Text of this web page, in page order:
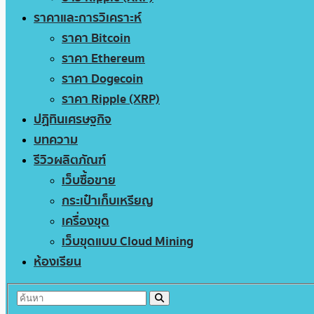
ราคาและการวิเคราะห์
ราคา Bitcoin
ราคา Ethereum
ราคา Dogecoin
ราคา Ripple (XRP)
ปฏิทินเศรษฐกิจ
บทความ
รีวิวผลิตภัณฑ์
เว็บซื้อขาย
กระเป๋าเก็บเหรียญ
เครื่องขุด
เว็บขุดแบบ Cloud Mining
ห้องเรียน